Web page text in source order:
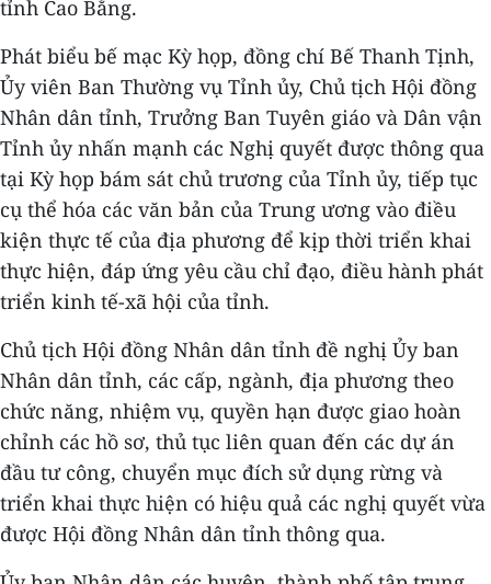
tỉnh Cao Bằng.
Phát biểu bế mạc Kỳ họp, đồng chí Bế Thanh Tịnh,
Ủy viên Ban Thường vụ Tỉnh ủy, Chủ tịch Hội đồng
Nhân dân tỉnh, Trưởng Ban Tuyên giáo và Dân vận
Tỉnh ủy nhấn mạnh các Nghị quyết được thông qua
tại Kỳ họp bám sát chủ trương của Tỉnh ủy, tiếp tục
cụ thể hóa các văn bản của Trung ương vào điều
kiện thực tế của địa phương để kịp thời triển khai
thực hiện, đáp ứng yêu cầu chỉ đạo, điều hành phát
triển kinh tế-xã hội của tỉnh.
Chủ tịch Hội đồng Nhân dân tỉnh đề nghị Ủy ban
Nhân dân tỉnh, các cấp, ngành, địa phương theo
chức năng, nhiệm vụ, quyền hạn được giao hoàn
chỉnh các hồ sơ, thủ tục liên quan đến các dự án
đầu tư công, chuyển mục đích sử dụng rừng và
triển khai thực hiện có hiệu quả các nghị quyết vừa
được Hội đồng Nhân dân tỉnh thông qua.